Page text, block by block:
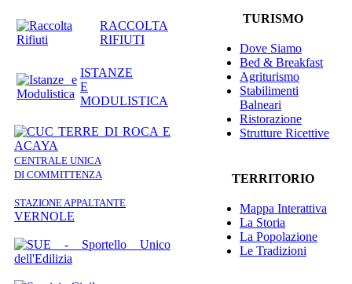
RACCOLTA
RIFIUTI
ISTANZE
E
MODULISTICA
CENTRALE UNICA
DI COMMITTENZA
STAZIONE APPALTANTE
VERNOLE
TURISMO
Dove Siamo
Bed & Breakfast
Agriturismo
Stabilimenti
Balneari
Ristorazione
Strutture Ricettive
TERRITORIO
Mappa Interattiva
La Storia
La Popolazione
Le Tradizioni